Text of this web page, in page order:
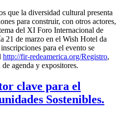
que la diversidad cultural presenta
para construir, con otros actores,
del XI Foro Internacional de
21 de marzo en el Wish Hotel da
para el evento se
http://fir-redeamerica.org/Registro,
agenda y expositores.
clave para el
Sostenibles.